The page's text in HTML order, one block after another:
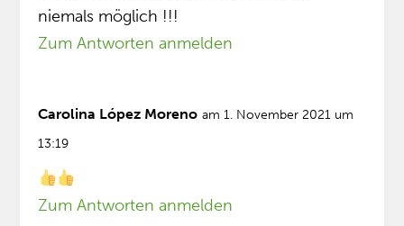
niemals möglich !!!
Zum Antworten anmelden
Carolina López Moreno am 1. November 2021 um
13:19
Zum Antworten anmelden